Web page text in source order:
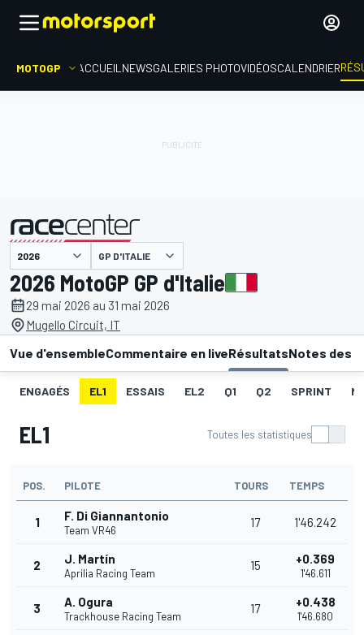
MOTOGP ACCUEIL NEWSGALERIES PHOTOVIDÉOSCALENDRIER
présenté par GP D'ITALIE
2026 MotoGP GP d'Italie
29 mai 2026 au 31 mai 2026
Mugello Circuit, IT
Vue d'ensembleCommentaire en liveRésultatsNotes des
ENGAGÉS EL1 ESSAIS EL2 Q1 Q2 SPRINT
EL1 Toutes les statistiques
POS. PILOTE TOURS TEMPS
1 F. Di Giannantonio
Team VR46
17 1'46.242
2 J. Martín
Aprilia Racing Team
15 +0.369
1'46.611
3 A. Ogura
Trackhouse Racing Team
17 +0.438
1'46.680